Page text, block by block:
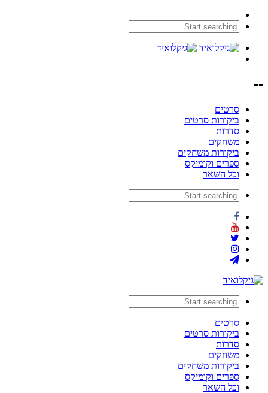
--
סרטים
ביקורות סרטים
סדרות
משחקים
ביקורות משחקים
ספרים וקומיקס
וכל השאר
סרטים
ביקורות סרטים
סדרות
משחקים
ביקורות משחקים
ספרים וקומיקס
וכל השאר